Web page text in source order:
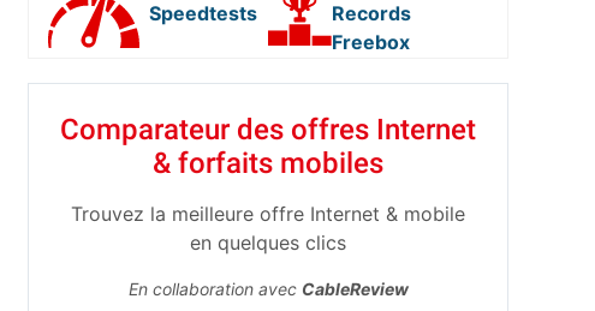
Speedtests
Records
Freebox
Comparateur des offres Internet
& forfaits mobiles
Trouvez la meilleure offre Internet & mobile
en quelques clics
En collaboration avec CableReview